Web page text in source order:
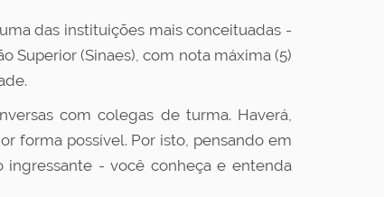
das instituições mais conceituadas -
Superior (Sinaes), com nota máxima (5)
com colegas de turma. Haverá,
forma possível. Por isto, pensando em
- você conheça e entenda